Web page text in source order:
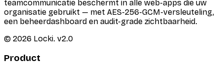
teamcommunicatie beschermt in alle web-apps die uw
organisatie gebruikt — met AES-256-GCM-versleuteling,
een beheerdashboard en audit-grade zichtbaarheid.
© 2026 Locki. v2.0
Product